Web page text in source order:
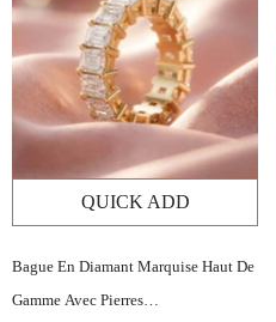
QUICK ADD
Bague En Diamant Marquise Haut De
Gamme Avec Pierres